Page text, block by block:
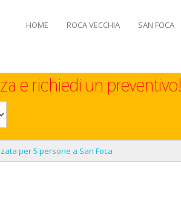
HOME ROCA VECCHIA SAN FOCA
e richiedi un preventivo!
per 5 persone a San Foca